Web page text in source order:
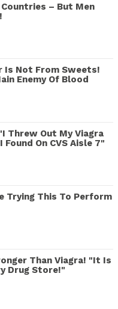
Countries – But Men
Is Not From Sweets!
Enemy Of Blood
Threw Out My Viagra
On CVS Aisle 7"
Trying This To Perform
Than Viagra! "It Is
Drug Store!"